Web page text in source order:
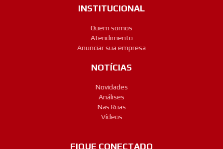
INSTITUCIONAL
Quem somos
Atendimento
Anunciar sua empresa
NOTÍCIAS
Novidades
Análises
Nas Ruas
Vídeos
FIQUE CONECTADO